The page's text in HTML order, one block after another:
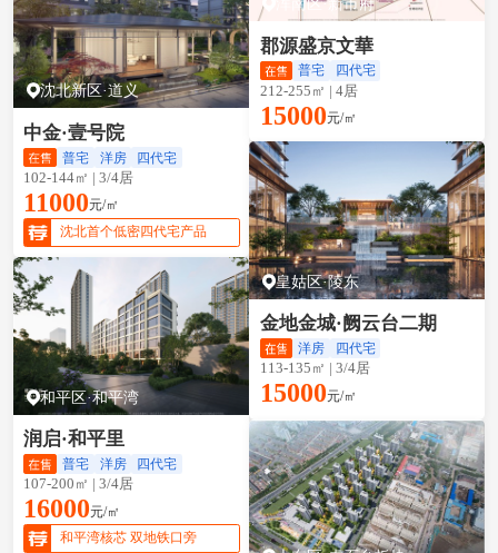
沈北新区·道义
中金·壹号院
普宅 洋房 四代宅
102-144㎡ | 3/4居
11000元/㎡
沈北首个低密四代宅产品
和平区·和平湾
润启·和平里
普宅 洋房 四代宅
107-200㎡ | 3/4居
16000元/㎡
和平湾核芯 双地铁口旁
郡源盛京文華
普宅 四代宅
212-255㎡ | 4居
15000元/㎡
皇姑区·陵东
金地金城·阙云台二期
洋房 四代宅
113-135㎡ | 3/4居
15000元/㎡